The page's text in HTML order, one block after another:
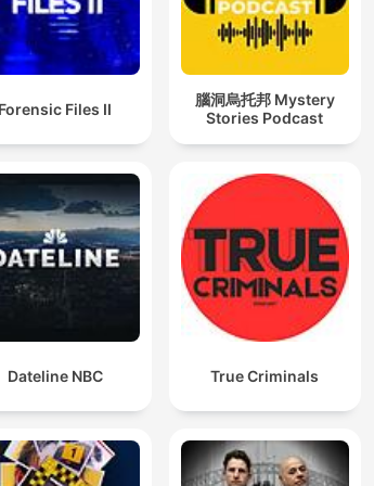
Forensic Files II
腦洞烏托邦 Mystery
Stories Podcast
Dateline NBC True Criminals